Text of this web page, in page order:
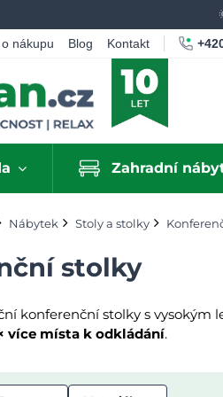
nákupu Blog Kontakt
Zahradní
Nábytek Stoly a stolky
stolky
konferenční stolky s vysokým
více místa k odkládání.